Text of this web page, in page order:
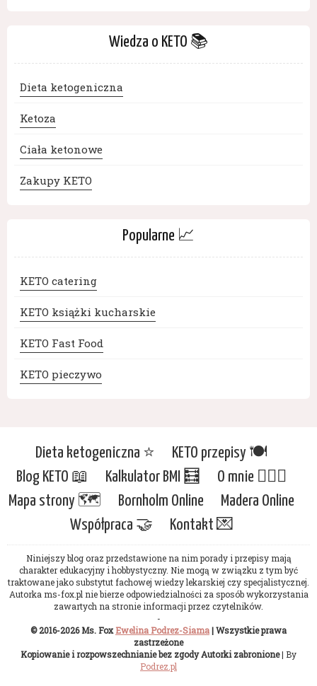
Wiedza o KETO 📚
Dieta ketogeniczna
Ketoza
Ciała ketonowe
Zakupy KETO
Popularne 📈
KETO catering
KETO książki kucharskie
KETO Fast Food
KETO pieczywo
Dieta ketogeniczna ⭐️
KETO przepisy 🍽
Blog KETO 📖
Kalkulator BMI 🧮
O mnie 🙋🏻‍♀️
Mapa strony 🗺
Bornholm Online
Madera Online
Współpraca 🤝
Kontakt 💌
Niniejszy blog oraz przedstawione na nim porady i przepisy mają
charakter edukacyjny i hobbystyczny. Nie mogą w związku z tym być
traktowane jako substytut fachowej wiedzy lekarskiej czy specjalistycznej.
Autorka ms-fox.pl nie bierze odpowiedzialności za sposób wykorzystania
zawartych na stronie informacji przez czytelników.
-
© 2016-2026 Ms. FoxEwelina Podrez-Siama| Wszystkie prawa
zastrzeżone
Kopiowanie i rozpowszechnianie bez zgody Autorki zabronione| By
Podrez.pl